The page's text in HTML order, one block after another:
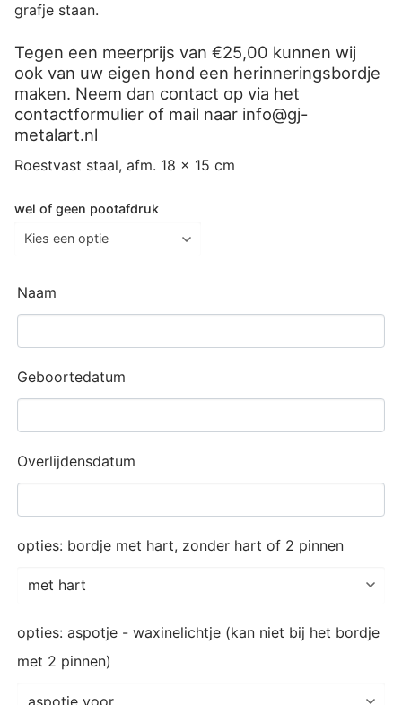
grafje staan.
Tegen een meerprijs van €25,00 kunnen wij
ook van uw eigen hond een herinneringsbordje
maken. Neem dan contact op via het
contactformulier of mail naar info@gj-
metalart.nl
Roestvast staal, afm. 18 x 15 cm
wel of geen pootafdruk
Naam
Geboortedatum
Overlijdensdatum
opties: bordje met hart, zonder hart of 2 pinnen
opties: aspotje - waxinelichtje (kan niet bij het bordje
met 2 pinnen)